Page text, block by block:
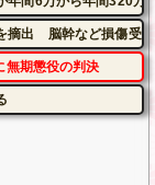
摘出 脳幹など損傷受
無期懲役の判決